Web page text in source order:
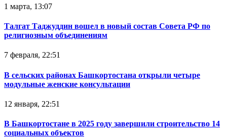
1 марта, 13:07
Талгат Таджуддин вошел в новый состав Совета РФ по
религиозным объединениям
7 февраля, 22:51
В сельских районах Башкортостана открыли четыре
модульные женские консультации
12 января, 22:51
В Башкортостане в 2025 году завершили строительство 14
социальных объектов